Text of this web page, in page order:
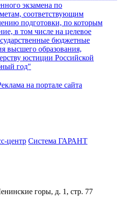
экзамена по
соответствующим
подготовки, по которым
в том числе на целевое
бюджетные
высшего образования,
юстиции Российской
год"
на портале сайта
центр Система ГАРАНТ
горы, д. 1, стр. 77